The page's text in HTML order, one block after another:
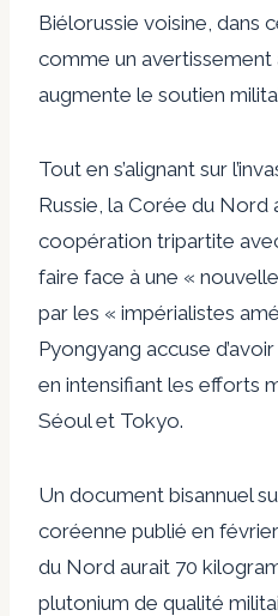
Biélorussie voisine, dans
comme un avertissement
augmente le soutien
Tout en s’alignant sur
Russie, la Corée du Nord
coopération tripartite
faire face à une «
par les « impérialistes
Pyongyang accuse
en intensifiant les efforts
Séoul et Tokyo.
Un document bisannuel
coréenne publié en
du Nord aurait 70
plutonium de qualité